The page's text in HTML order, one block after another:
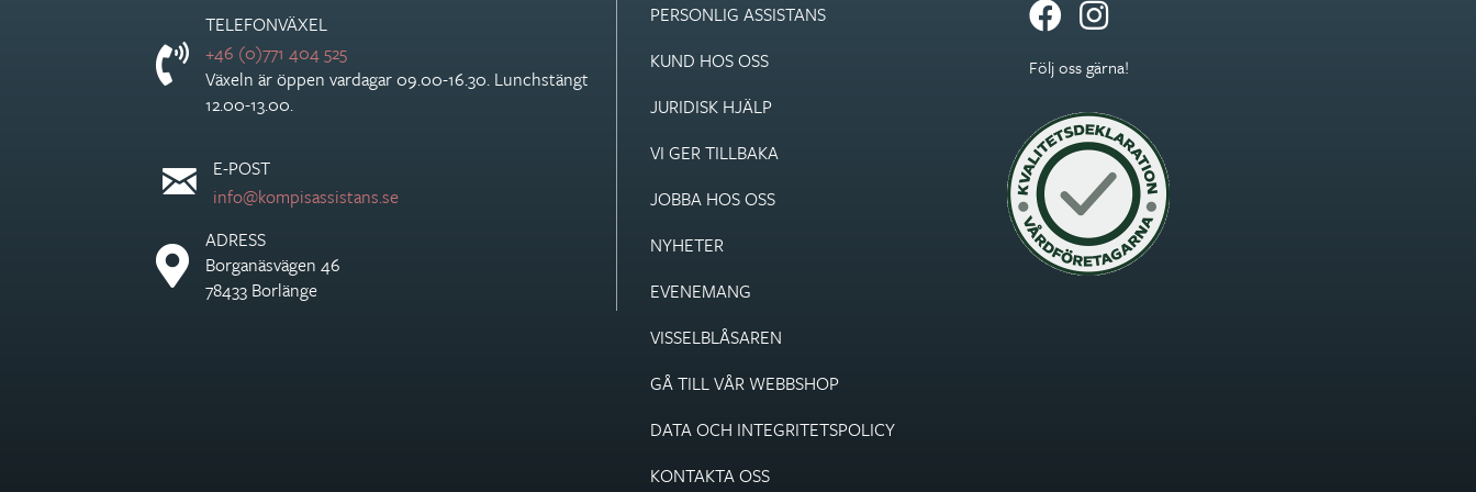
TELEFONVÄXEL
+46 (0)771 404 525
Växeln är öppen vardagar 09.00-16.30. Lunchstängt
12.00-13.00.
E-POST
info@kompisassistans.se
ADRESS
Borganäsvägen 46
78433 Borlänge
PERSONLIG ASSISTANS
KUND HOS OSS
JURIDISK HJÄLP
VI GER TILLBAKA
JOBBA HOS OSS
NYHETER
EVENEMANG
VISSEL­BLÅSAREN
GÅ TILL VÅR WEBBSHOP
DATA OCH INTEGRITETS­POLICY
KONTAKTA OSS
Följ oss gärna!